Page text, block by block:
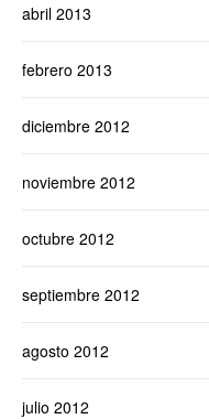
abril 2013
febrero 2013
diciembre 2012
noviembre 2012
octubre 2012
septiembre 2012
agosto 2012
julio 2012